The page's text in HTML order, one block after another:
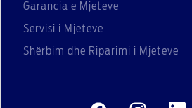
Garancia e Mjeteve
Servisi i Mjeteve
Shërbim dhe Riparimi i Mjeteve